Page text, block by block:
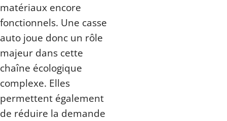
matériaux encore
fonctionnels. Une casse
auto joue donc un rôle
majeur dans cette
chaîne écologique
complexe. Elles
permettent également
de réduire la demande